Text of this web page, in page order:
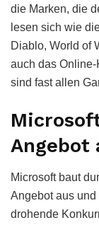
die Marken, die
lesen sich wie
Diablo, World of
auch das
sind fast allen
Angebot
Microsoft baut
Angebot aus
drohende